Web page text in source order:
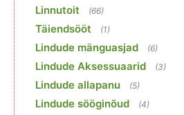
Linnutoit (66)
Täiendsööt (1)
Lindude mänguasjad (6)
Lindude Aksessuaarid (3)
Lindude allapanu (5)
Lindude sööginõud (4)